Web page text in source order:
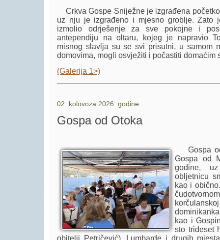
Crkva Gospe Sniježne je izgrađena
uz nju je izgrađeno i mjesno groblje. Zato
izmolio odrješenje za sve pokojne i
antependiju na oltaru, kojeg je napravio
misnog slavlja su se svi prisutni, u samom
domovima, mogli osvježiti i počastiti domaćim
(Galerija 1>)
02. kolovoza 2026. godine
Gospa od Otoka
Gospa od
Gospa od
godine,
obljetnicu
kao i
kao i
sto trideset
obitelji Petričević), Lumbarde i drugih